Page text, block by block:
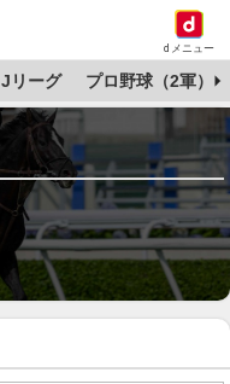
dメニュー
Jリーグ プロ野球（2軍）